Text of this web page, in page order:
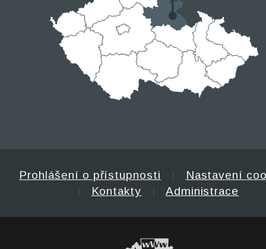
Prohlášení o přístupnosti
Nastavení
Kontakty Administrace